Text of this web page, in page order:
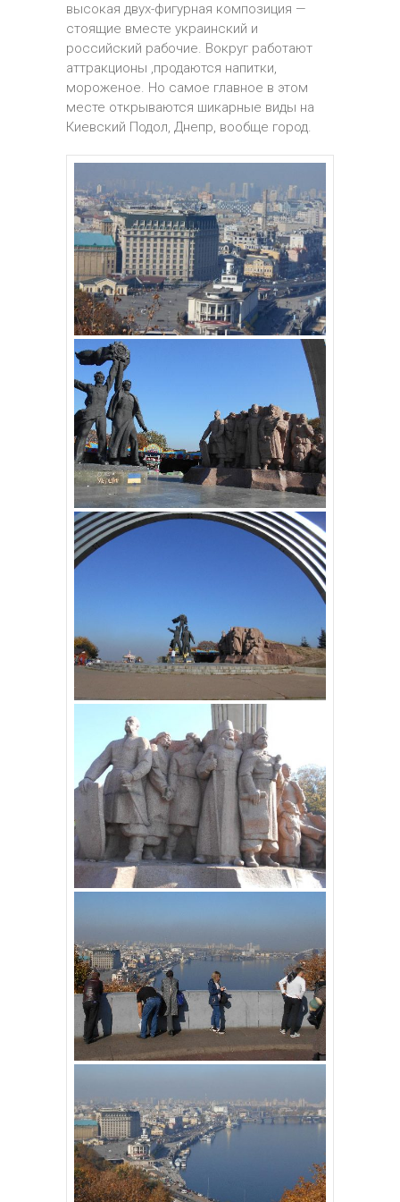
высокая двух-фигурная композиция —
стоящие вместе украинский и
российский рабочие. Вокруг работают
аттракционы ,продаются напитки,
мороженое. Но самое главное в этом
месте открываются шикарные виды на
Киевский Подол, Днепр, вообще город.